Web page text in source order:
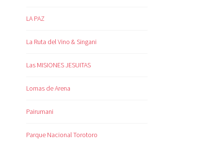
LA PAZ
La Ruta del Vino & Singani
Las MISIONES JESUITAS
Lomas de Arena
Pairumani
Parque Nacional Torotoro